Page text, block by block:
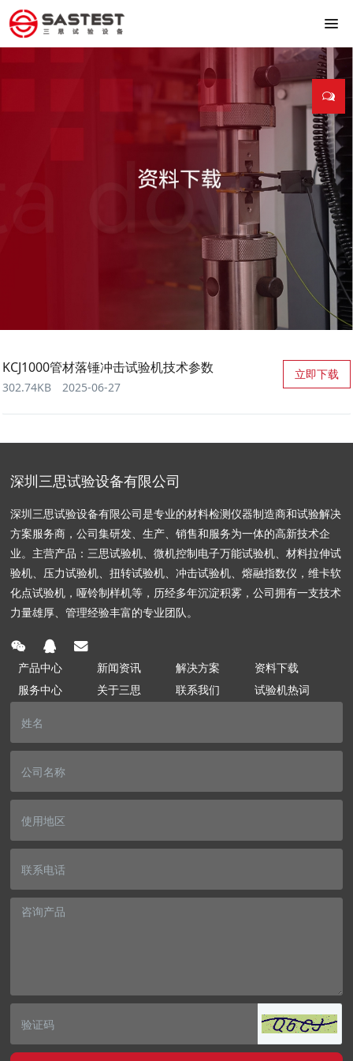
立即下载
KCJ1000管材落锤冲击试验机技术参数
302.74KB 2025-06-27
深圳三思试验设备有限公司
深圳三思试验设备有限公司是专业的材料检测仪器制造商和试验解决
方案服务商，公司集研发、生产、销售和服务为一体的高新技术企
业。主营产品：三思试验机、微机控制电子万能试验机、材料拉伸试
验机、压力试验机、扭转试验机、冲击试验机、熔融指数仪，维卡软
化点试验机，哑铃制样机等，历经多年沉淀积雾，公司拥有一支技术
力量雄厚、管理经验丰富的专业团队。
产品中心 新闻资讯 解决方案
资料下载
服务中心
关于三思 联系我们 试验机热词